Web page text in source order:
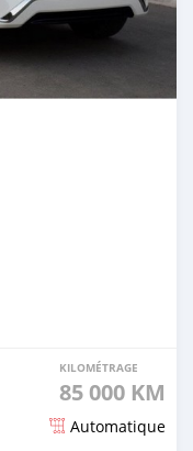
KILOMÉTRAGE
85 000 KM
Automatique